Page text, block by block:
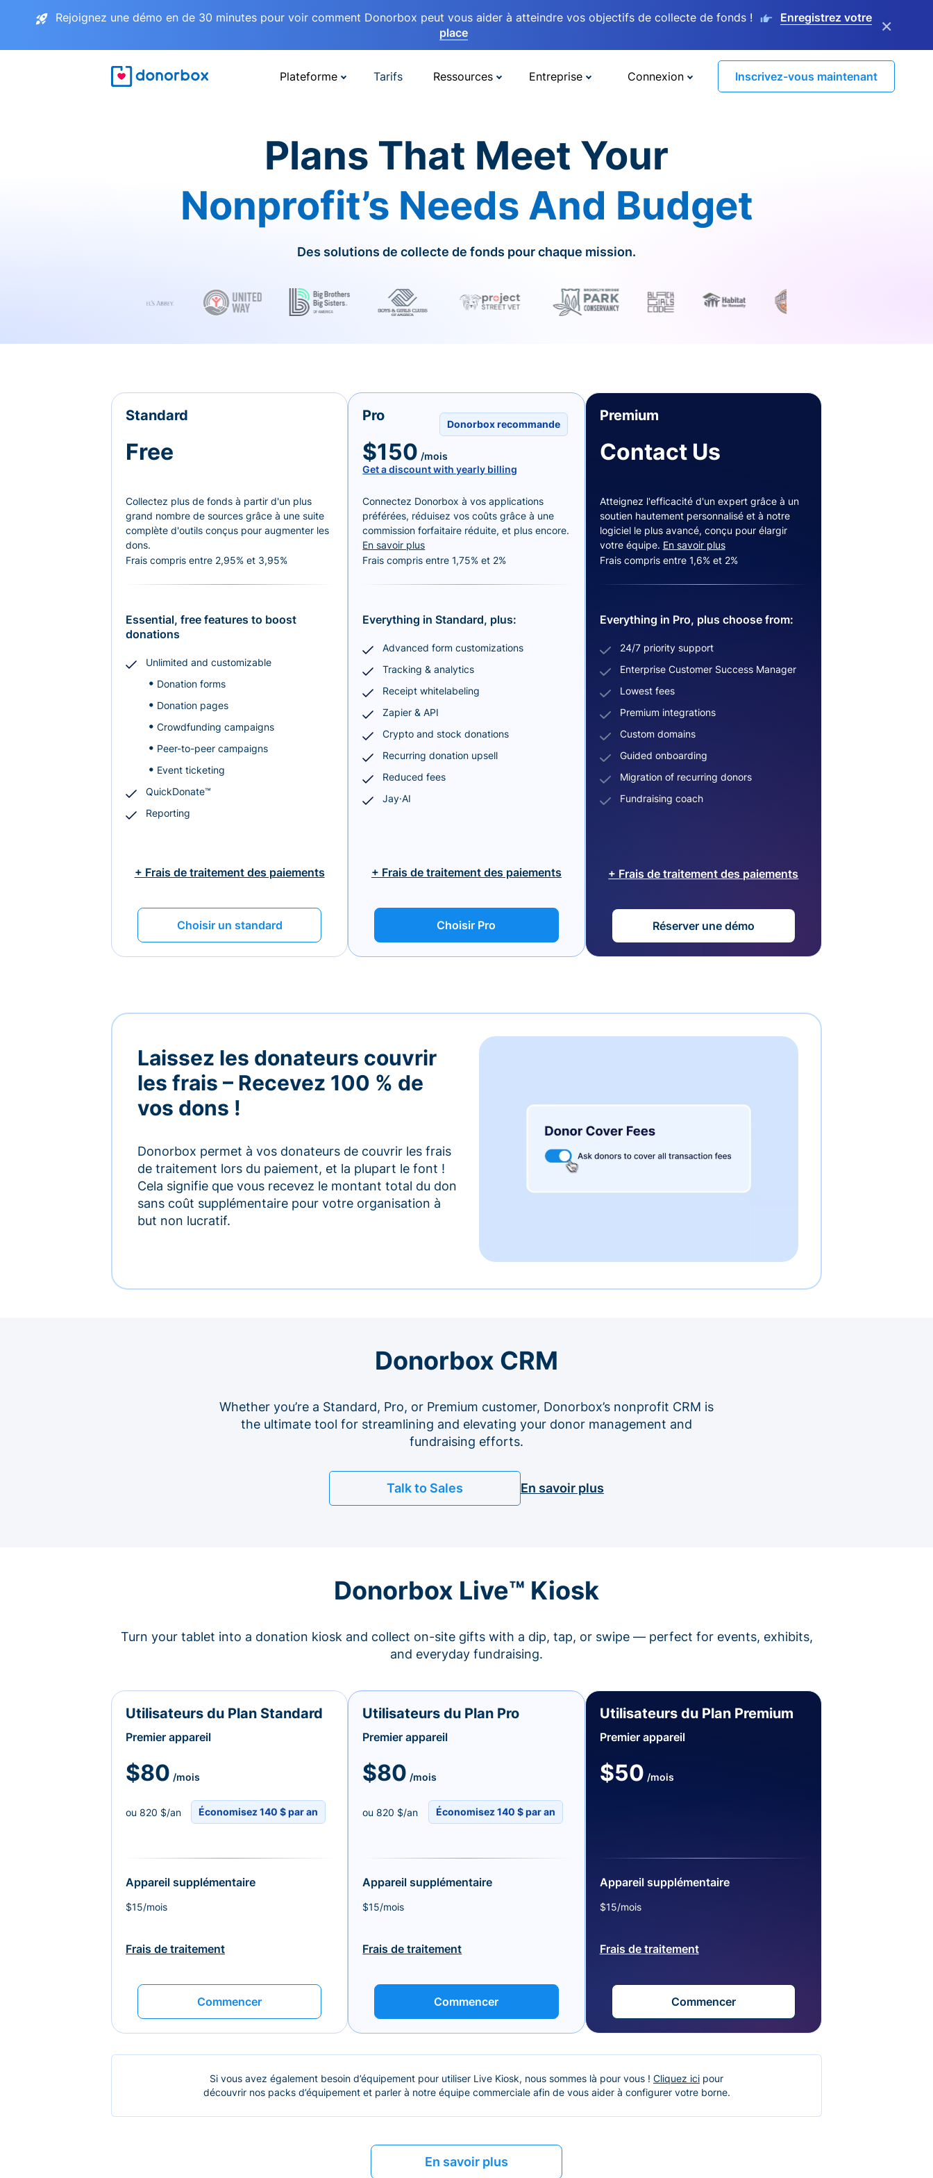
Rejoignez une démo en de 30 minutes pour voir comment Donorbox peut vous aider à atteindre vos objectifs de collecte de fonds !
Enregistrez votre
place
×
Plateforme Tarifs Ressources Entreprise Connexion Inscrivez-vous maintenant
Plans That Meet Your
Nonprofit’s Needs And Budget
Des solutions de collecte de fonds pour chaque mission.
Standard
Free
Collectez plus de fonds à partir d'un plus
grand nombre de sources grâce à une suite
complète d'outils conçus pour augmenter les
dons.
Frais compris entre 2,95% et 3,95%
Essential, free features to boost
donations
Unlimited and customizable
Donation forms
Donation pages
Crowdfunding campaigns
Peer-to-peer campaigns
Event ticketing
QuickDonate™
Reporting
+ Frais de traitement des paiements
Choisir un standard
Donorbox recommande
Pro
$150 /mois
Get a discount with yearly billing
Connectez Donorbox à vos applications
préférées, réduisez vos coûts grâce à une
commission forfaitaire réduite, et plus encore.
En savoir plus
Frais compris entre 1,75% et 2%
Everything in Standard, plus:
Advanced form customizations
Tracking & analytics
Receipt whitelabeling
Zapier & API
Crypto and stock donations
Recurring donation upsell
Reduced fees
Jay·AI
+ Frais de traitement des paiements
Choisir Pro
Premium
Contact Us
Atteignez l'efficacité d'un expert grâce à un
soutien hautement personnalisé et à notre
logiciel le plus avancé, conçu pour élargir
votre équipe. En savoir plus
Frais compris entre 1,6% et 2%
Everything in Pro, plus choose from:
24/7 priority support
Enterprise Customer Success Manager
Lowest fees
Premium integrations
Custom domains
Guided onboarding
Migration of recurring donors
Fundraising coach
+ Frais de traitement des paiements
Réserver une démo
Laissez les donateurs couvrir
les frais – Recevez 100 % de
vos dons !
Donorbox permet à vos donateurs de couvrir les frais
de traitement lors du paiement, et la plupart le font !
Cela signifie que vous recevez le montant total du don
sans coût supplémentaire pour votre organisation à
but non lucratif.
Donorbox CRM
Whether you’re a Standard, Pro, or Premium customer, Donorbox’s nonprofit CRM is
the ultimate tool for streamlining and elevating your donor management and
fundraising efforts.
Talk to Sales En savoir plus
Donorbox Live™ Kiosk
Turn your tablet into a donation kiosk and collect on-site gifts with a dip, tap, or swipe — perfect for events, exhibits,
and everyday fundraising.
Utilisateurs du Plan Standard
Premier appareil
$80 /mois
ou 820 $/an Économisez 140 $ par an
Appareil supplémentaire
$15/mois
Frais de traitement
Commencer
Utilisateurs du Plan Pro
Premier appareil
$80 /mois
ou 820 $/an Économisez 140 $ par an
Appareil supplémentaire
$15/mois
Frais de traitement
Commencer
Utilisateurs du Plan Premium
Premier appareil
$50 /mois
Appareil supplémentaire
$15/mois
Frais de traitement
Commencer
Si vous avez également besoin d’équipement pour utiliser Live Kiosk, nous sommes là pour vous ! Cliquez ici pour
découvrir nos packs d’équipement et parler à notre équipe commerciale afin de vous aider à configurer votre borne.
En savoir plus